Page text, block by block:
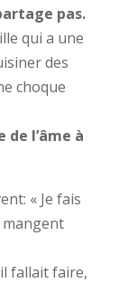
pas.
qui a une
des
choque
l’âme à
« Je fais
mangent
fallait faire,